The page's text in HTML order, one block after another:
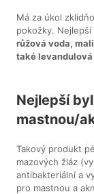
Má za úkol
pokožky.
růžová voda,
také
Nejlepší
mastnou/
Takový produkt
mazových žláz
antibakteriální a
pro mastnou a